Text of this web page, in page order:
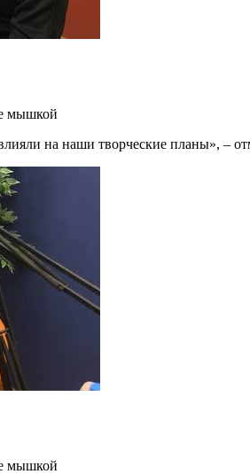
мышкой
на наши творческие планы», –
мышкой